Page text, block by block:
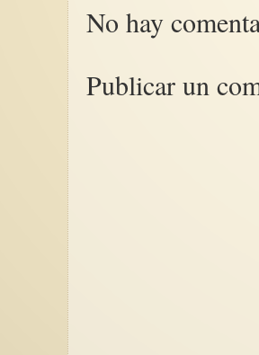
No hay
Publicar un